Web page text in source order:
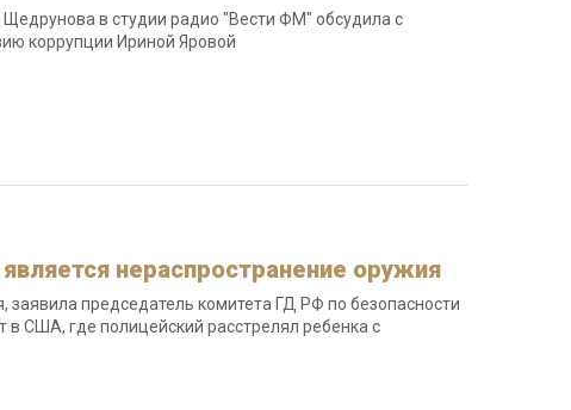
в студии радио "Вести ФМ" обсудила с
коррупции Ириной Яровой
нераспространение оружия
председатель комитета ГД РФ по безопасности
США, где полицейский расстрелял ребенка с